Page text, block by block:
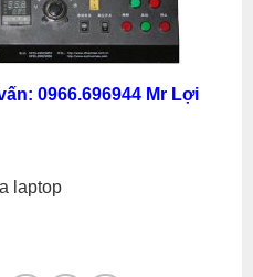
0966.696944 Mr Lợi
laptop